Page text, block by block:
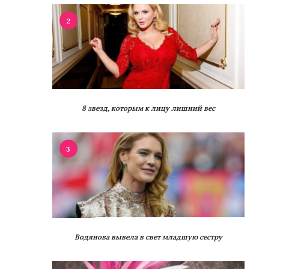
2
8 звезд, которым к лицу лишний вес
3
Водянова вывела в свет младшую сестру